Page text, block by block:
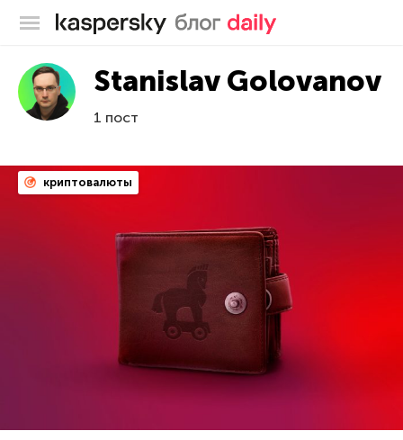
Блог Касперского
Stanislav Golovanov
1 пост
криптовалюты